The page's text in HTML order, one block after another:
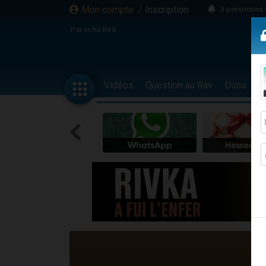
Mon compte / Inscription
3 personnes
Odaya vient
3
2
13
30
Il reste
12
2
2
3 personnes
8
Paracha Réé
Vidéos Question au Rav Dons